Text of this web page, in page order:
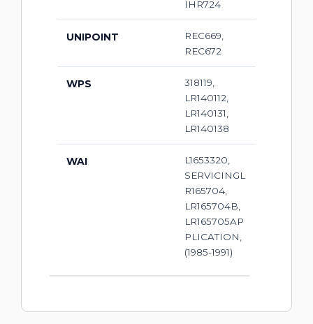
IHR724
UNIPOINT
REC669,
REC672
WPS
318119,
LR140112,
LR140131,
LR140138
WAI
L1653320,
SERVICINGL
R165704,
LR165704B,
LR165705AP
PLICATION,
(1985-1991)